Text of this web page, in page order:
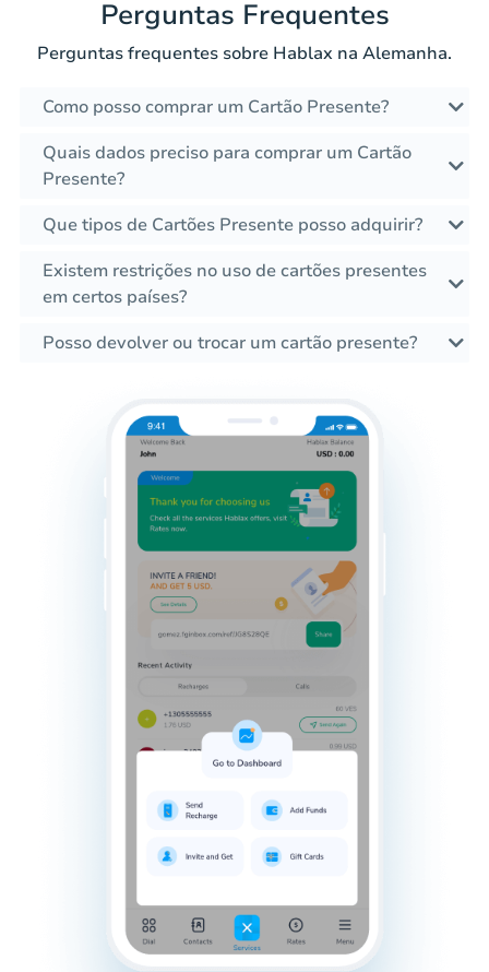
Perguntas Frequentes
Perguntas frequentes sobre Hablax na Alemanha.
Como posso comprar um Cartão Presente?
Quais dados preciso para comprar um Cartão
Presente?
Que tipos de Cartões Presente posso adquirir?
Existem restrições no uso de cartões presentes
em certos países?
Posso devolver ou trocar um cartão presente?